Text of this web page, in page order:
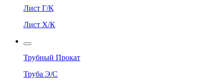
Лист Г/К
Лист Х/К
Трубный Прокат
Труба Э/С